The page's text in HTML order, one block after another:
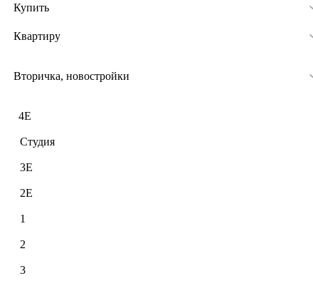
Купить
Квартиру
Вторичка, новостройки
4Е
Студия
3Е
2Е
1
2
3